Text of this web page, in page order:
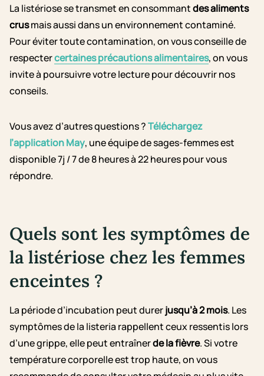
La listériose se transmet en consommantdes aliments
crusmais aussi dans un environnement contaminé.
Pour éviter toute contamination, on vous conseille de
respectercertaines précautions alimentaires, on vous
invite à poursuivre votre lecture pour découvrir nos
conseils.
Vous avez d’autres questions ?Téléchargez
l’application May, une équipe de sages-femmes est
disponible 7j / 7 de 8 heures à 22 heures pour vous
répondre.
Quels sont les symptômes de
la listériose chez les femmes
enceintes ?
La période d’incubation peut durerjusqu’à 2 mois. Les
symptômes de la listeria rappellent ceux ressentis lors
d’une grippe, elle peut entraînerde la fièvre. Si votre
température corporelle est trop haute, on vous